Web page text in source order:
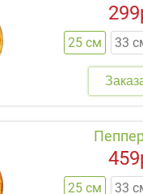
25 см 33
25 см 33